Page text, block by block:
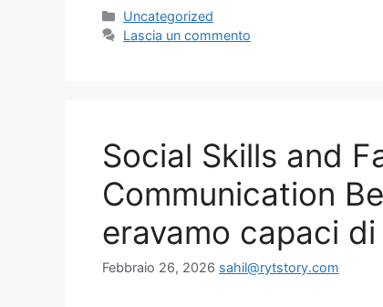
Categorie
Uncategorized
Lascia un commento
Social Skills and
Communication
eravamo capaci
Febbraio 26, 2026 sahil@rytstory.com